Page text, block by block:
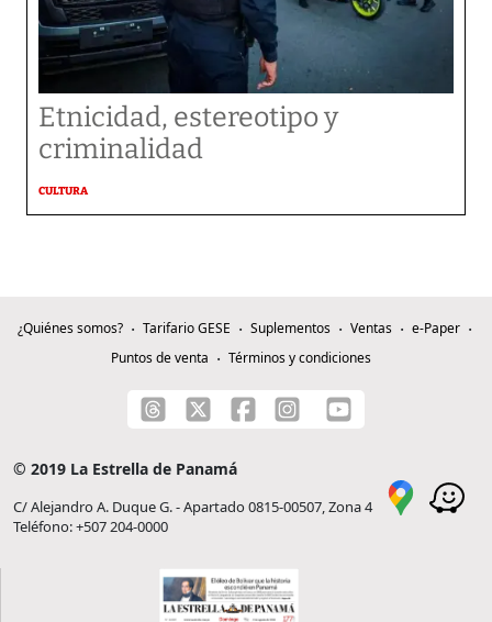
Etnicidad, estereotipo y
criminalidad
CULTURA
¿Quiénes somos? Tarifario GESE Suplementos Ventas
e-Paper
Puntos de venta
Términos y condiciones
© 2019 La Estrella de Panamá
C/ Alejandro A. Duque G. - Apartado 0815-00507, Zona 4
Teléfono: +507 204-0000